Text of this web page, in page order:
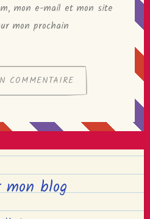
mon e-mail et mon site
mon prochain
mon blog